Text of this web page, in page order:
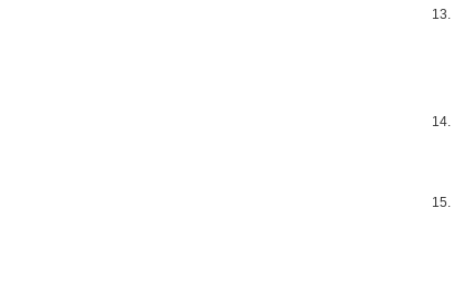
13.
14.
15.